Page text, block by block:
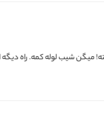
میگن شیب لوله کمه. راه